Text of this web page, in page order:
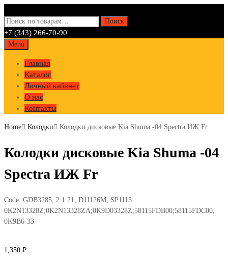
Искать: Поиск
+7 (343) 266-70-90
Skip
content
Menu
Главная
Каталог
Личный кабинет
О нас
Контакты
Home Колодки Колодки дисковые Kia Shuma -04 Spectra ИЖ Fr
Колодки дисковые Kia Shuma -04
Spectra ИЖ Fr
Code: GDB3285, 2.1.21, D11126M, SP1113
0K2N13328Z;0K2N13328ZA;0K9D03328Z;58115FDB00;58115FDC00,
0K9B6-33-
1,350 ₽